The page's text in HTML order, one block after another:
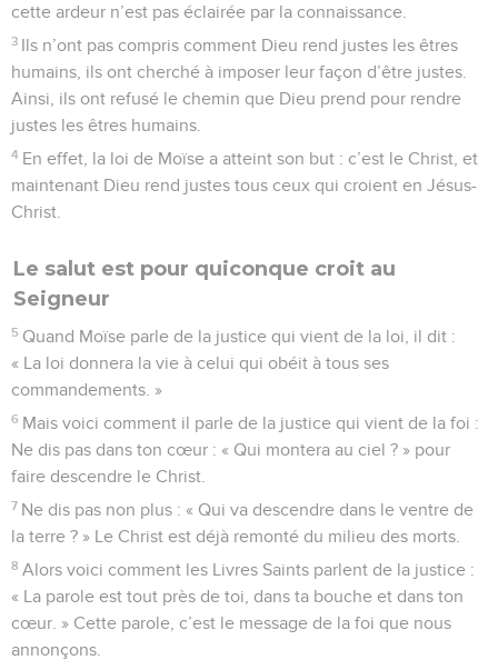
cette ardeur n’est pas éclairée par la connaissance.
3 Ils n’ont pas compris comment Dieu rend justes les êtres
humains, ils ont cherché à imposer leur façon d’être justes.
Ainsi, ils ont refusé le chemin que Dieu prend pour rendre
justes les êtres humains.
4 En effet, la loi de Moïse a atteint son but : c’est le Christ, et
maintenant Dieu rend justes tous ceux qui croient en Jésus-
Christ.
Le salut est pour quiconque croit au
Seigneur
5 Quand Moïse parle de la justice qui vient de la loi, il dit :
« La loi donnera la vie à celui qui obéit à tous ses
commandements. »
6 Mais voici comment il parle de la justice qui vient de la foi :
Ne dis pas dans ton cœur : « Qui montera au ciel ? » pour
faire descendre le Christ.
7 Ne dis pas non plus : « Qui va descendre dans le ventre de
la terre ? » Le Christ est déjà remonté du milieu des morts.
8 Alors voici comment les Livres Saints parlent de la justice :
« La parole est tout près de toi, dans ta bouche et dans ton
cœur. » Cette parole, c’est le message de la foi que nous
annonçons.